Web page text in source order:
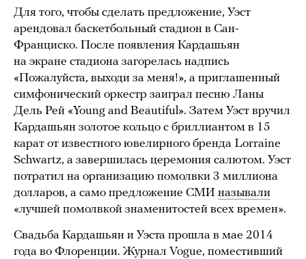
Для того, чтобы сделать предложение, Уэст
арендовал баскетбольный стадион в Сан-
Франциско. После появления Кардашьян
на экране стадиона загорелась надпись
«Пожалуйста, выходи за меня!», а приглашенный
симфонический оркестр заиграл песню Ланы
Дель Рей «Young and Beautiful». Затем Уэст вручил
Кардашьян золотое кольцо с бриллиантом в 15
карат от известного ювелирного бренда Lorraine
Schwartz, а завершилась церемония салютом. Уэст
потратил на организацию помолвки 3 миллиона
долларов, а само предложение СМИ называли
«лучшей помолвкой знаменитостей всех времен».
Свадьба Кардашьян и Уэста прошла в мае 2014
года во Флоренции. Журнал Vogue, поместивший